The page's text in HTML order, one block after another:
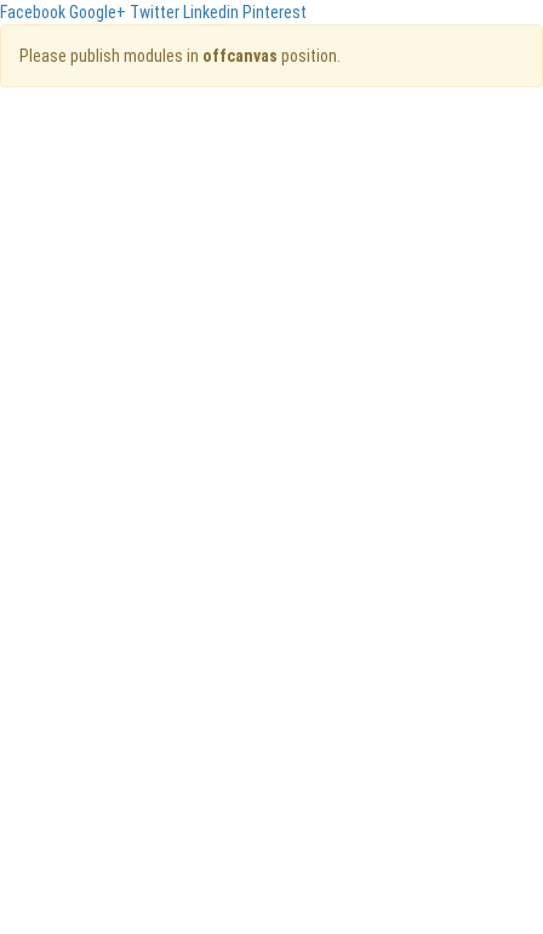
FacebookGoogle+ TwitterLinkedin Pinterest
Please publish modules in offcanvas position.